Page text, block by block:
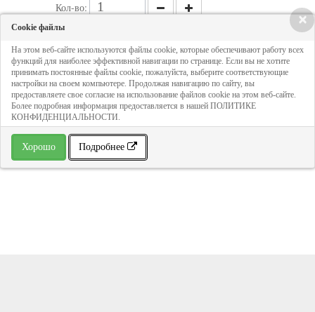
Кол-во:
343 руб
ДОБАВИТЬ В КОРЗИНУ
» В избранное
×
Cookie файлы
На этом веб-сайте используются файлы cookie, которые обеспечивают работу всех
функций для наиболее эффективной навигации по странице. Если вы не хотите
принимать постоянные файлы cookie, пожалуйста, выберите соответствующие
настройки на своем компьютере. Продолжая навигацию по сайту, вы
предоставляете свое согласие на использование файлов cookie на этом веб-сайте.
Более подробная информация предоставляется в нашей ПОЛИТИКЕ
КОНФИДЕНЦИАЛЬНОСТИ.
Хорошо Подробнее